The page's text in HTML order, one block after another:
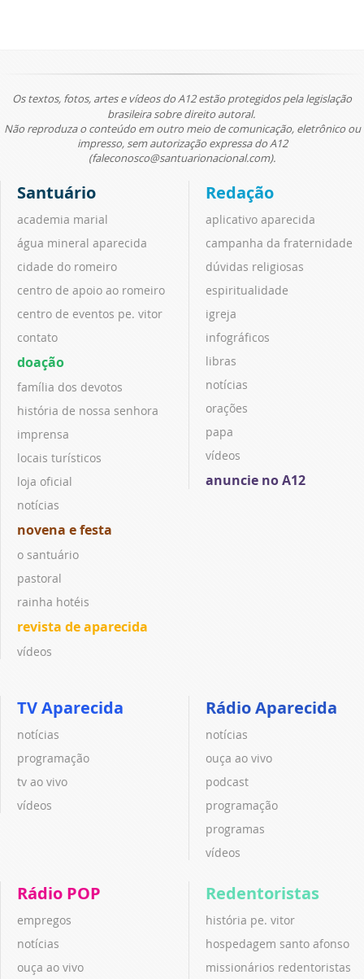
Os textos, fotos, artes e vídeos do A12 estão protegidos pela legislação
brasileira sobre direito autoral.
Não reproduza o conteúdo em outro meio de comunicação, eletrônico ou
impresso, sem autorização expressa do A12
(faleconosco@santuarionacional.com).
Santuário
academia marial
água mineral aparecida
cidade do romeiro
centro de apoio ao romeiro
centro de eventos pe. vitor
contato
doação
família dos devotos
história de nossa senhora
imprensa
locais turísticos
loja oficial
notícias
novena e festa
o santuário
pastoral
rainha hotéis
revista de aparecida
vídeos
Redação
aplicativo aparecida
campanha da fraternidade
dúvidas religiosas
espiritualidade
igreja
infográficos
libras
notícias
orações
papa
vídeos
anuncie no A12
TV Aparecida
notícias
programação
tv ao vivo
vídeos
Rádio Aparecida
notícias
ouça ao vivo
podcast
programação
programas
vídeos
Rádio POP
empregos
notícias
ouça ao vivo
Redentoristas
história pe. vitor
hospedagem santo afonso
missionários redentoristas